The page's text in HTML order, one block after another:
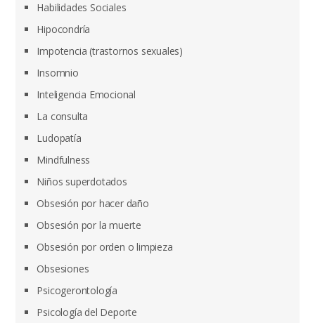
Habilidades Sociales
Hipocondría
Impotencia (trastornos sexuales)
Insomnio
Inteligencia Emocional
La consulta
Ludopatía
Mindfulness
Niños superdotados
Obsesión por hacer daño
Obsesión por la muerte
Obsesión por orden o limpieza
Obsesiones
Psicogerontología
Psicología del Deporte